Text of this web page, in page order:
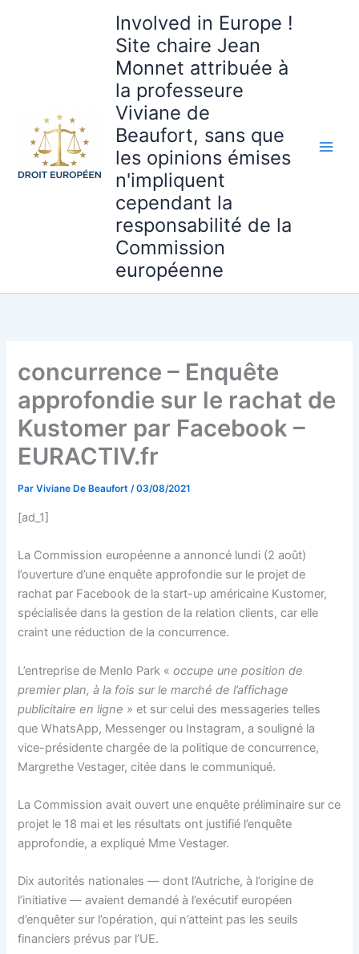
Involved in Europe !
Site chaire Jean
Monnet attribuée à
la professeure
Viviane de
Beaufort, sans que
les opinions émises
n'impliquent
cependant la
responsabilité de la
Commission
européenne
concurrence – Enquête
approfondie sur le rachat de
Kustomer par Facebook –
EURACTIV.fr
ParViviane De Beaufort/03/08/2021
[ad_1]
La Commission européenne a annoncé lundi (2 août)
l’ouverture d’une enquête approfondie sur le projet de
rachat par Facebook de la start-up américaine Kustomer,
spécialisée dans la gestion de la relation clients, car elle
craint une réduction de la concurrence.
L’entreprise de Menlo Park «occupe une position de
premier plan, à la fois sur le marché de l’affichage
publicitaire en ligne » et sur celui des messageries telles
que WhatsApp, Messenger ou Instagram, a souligné la
vice-présidente chargée de la politique de concurrence,
Margrethe Vestager, citée dans le communiqué.
La Commission avait ouvert une enquête préliminaire sur ce
projet le 18 mai et les résultats ont justifié l’enquête
approfondie, a expliqué Mme Vestager.
Dix autorités nationales — dont l’Autriche, à l’origine de
l’initiative — avaient demandé à l’exécutif européen
d’enquêter sur l’opération, qui n’atteint pas les seuils
financiers prévus par l’UE.